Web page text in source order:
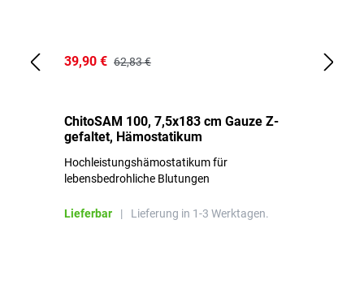
39,90 € 62,83 €
ChitoSAM 100, 7,5x183 cm Gauze Z-
gefaltet, Hämostatikum
Hochleistungshämostatikum für
lebensbedrohliche Blutungen
Lieferbar | Lieferung in 1-3 Werktagen.